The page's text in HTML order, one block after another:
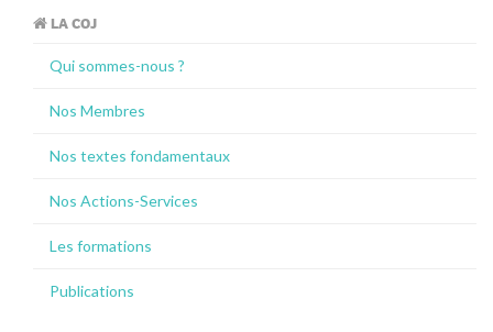
LA COJ
Qui sommes-nous ?
Nos Membres
Nos textes fondamentaux
Nos Actions-Services
Les formations
Publications